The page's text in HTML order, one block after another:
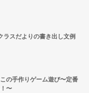
ラスだよりの書き出し文例
の手作りゲーム遊び〜定番
〜